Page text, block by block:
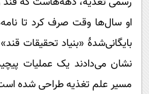
او سال‌ها وقت صرف کرد تا
نشان می‌دادند یک عملیات
مسیر علم تغذیه طراحی شده